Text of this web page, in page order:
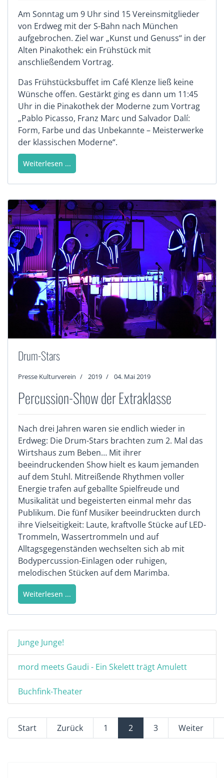
Am Sonntag um 9 Uhr sind 15 Vereinsmitglieder
von Erdweg mit der S-Bahn nach München
aufgebrochen. Ziel war „Kunst und Genuss“ in der
Alten Pinakothek: ein Frühstück mit
anschließendem Vortrag.
Das Frühstücksbuffet im Café Klenze ließ keine
Wünsche offen. Gestärkt ging es dann um 11:45
Uhr in die Pinakothek der Moderne zum Vortrag
„Pablo Picasso, Franz Marc und Salvador Dalí:
Form, Farbe und das Unbekannte – Meisterwerke
der klassischen Moderne“.
Weiterlesen ...
Drum-Stars
Presse Kulturverein 2019 04. Mai 2019
Percussion-Show der Extraklasse
Nach drei Jahren waren sie endlich wieder in
Erdweg: Die Drum-Stars brachten zum 2. Mal das
Wirtshaus zum Beben… Mit ihrer
beeindruckenden Show hielt es kaum jemanden
auf dem Stuhl. Mitreißende Rhythmen voller
Energie trafen auf geballte Spielfreude und
Musikalität und begeisterten einmal mehr das
Publikum. Die fünf Musiker beeindruckten durch
ihre Vielseitigkeit: Laute, kraftvolle Stücke auf LED-
Trommeln, Wassertrommeln und auf
Alltagsgegenständen wechselten sich ab mit
Bodypercussion-Einlagen oder ruhigen,
melodischen Stücken auf dem Marimba.
Weiterlesen ...
Junge Junge!
mord meets Gaudi - Ein Skelett trägt Amulett
Buchfink-Theater
Start Zurück 1 2 3 Weiter